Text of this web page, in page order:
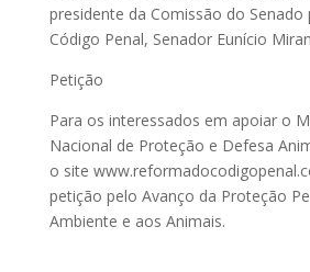
presidente da Comissão do
Código Penal, Senador Eunício
Petição
Para os interessados em apoiar o
Nacional de Proteção e Defesa
o site
petição pelo Avanço da Proteção
Ambiente e aos Animais.